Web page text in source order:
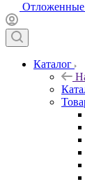
Отложенные
Каталог